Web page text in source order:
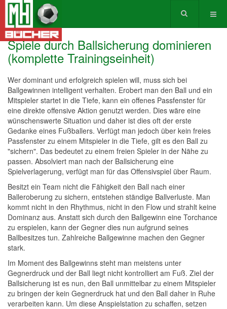
Spiele durch Ballsicherung dominieren
(komplette Trainingseinheit)
Wer dominant und erfolgreich spielen will, muss sich bei
Ballgewinnen intelligent verhalten. Erobert man den Ball und ein
Mitspieler startet in die Tiefe, kann ein offenes Passfenster für
eine direkte offensive Aktion genutzt werden. Dies wäre eine
wünschenswerte Situation und daher ist dies oft der erste
Gedanke eines Fußballers. Verfügt man jedoch über kein freies
Passfenster zu einem Mitspieler in die Tiefe, gilt es den Ball zu
"sichern". Das bedeutet zu einem freien Spieler in der Nähe zu
passen. Absolviert man nach der Ballsicherung eine
Spielverlagerung, verfügt man für das Offensivspiel über Raum.
Besitzt ein Team nicht die Fähigkeit den Ball nach einer
Balleroberung zu sichern, entstehen ständige Ballverluste. Man
kommt nicht in den Rhythmus, nicht in den Flow und strahlt keine
Dominanz aus. Anstatt sich durch den Ballgewinn eine Torchance
zu erspielen, kann der Gegner dies nun aufgrund seines
Ballbesitzes tun. Zahlreiche Ballgewinne machen den Gegner
stark.
Im Moment des Ballgewinns steht man meistens unter
Gegnerdruck und der Ball liegt nicht kontrolliert am Fuß. Ziel der
Ballsicherung ist es nun, den Ball unmittelbar zu einem Mitspieler
zu bringen der kein Gegnerdruck hat und den Ball daher in Ruhe
verarbeiten kann. Um diese Anspielstation zu schaffen, setzen